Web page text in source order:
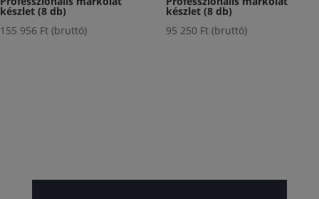
készlet (8 db)
155 956 Ft (bruttó)
készlet (8 db)
95 250 Ft (bruttó)